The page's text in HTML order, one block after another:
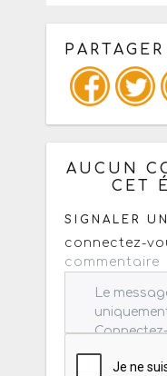
Copiez les
: mail /
AUCUN
CET
SIGNALER
connectez-
commentaire